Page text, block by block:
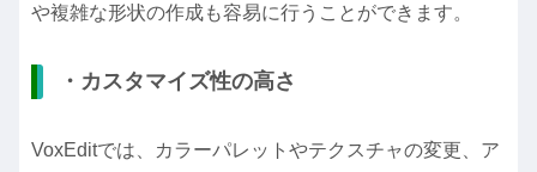
や複雑な形状の作成も容易に行うことができます。
・カスタマイズ性の高さ
VoxEditでは、カラーパレットやテクスチャの変更、ア